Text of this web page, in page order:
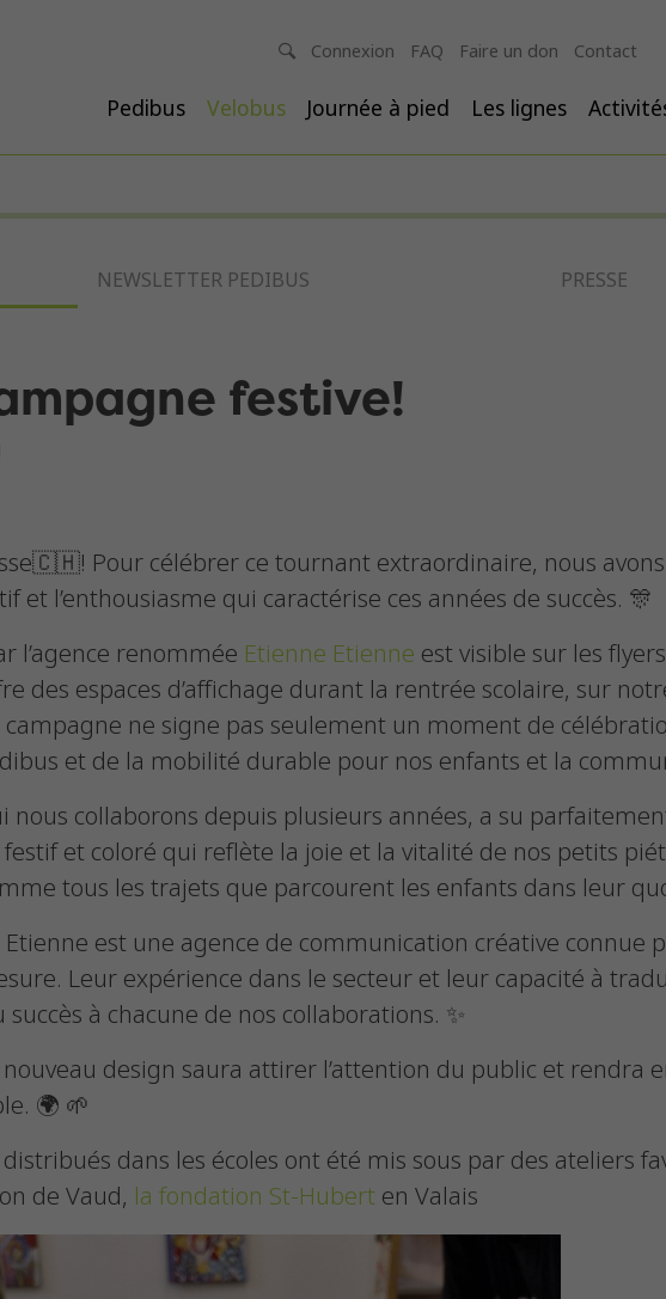
Connexion FAQ Faire un don Contact
Pedibus Velobus Journée à pied Les lignes
NEWSLETTER PEDIBUS PRESSE
festive!
Pour célébrer ce tournant extraordinaire, nous
et l’enthousiasme qui caractérise ces années de succès. 🎊
l’agence renommée Etienne Etienne est visible sur les
des espaces d’affichage durant la rentrée scolaire, sur
ne signe pas seulement un moment de
et de la mobilité durable pour nos enfants et la
nous collaborons depuis plusieurs années, a su
et coloré qui reflète la joie et la vitalité de nos petits
tous les trajets que parcourent les enfants dans leur
Etienne est une agence de communication créative connue
Leur expérience dans le secteur et leur capacité à
à chacune de nos collaborations. ✨
design saura attirer l’attention du public et rendra
🌍 🌱
dans les écoles ont été mis sous par des ateliers
de Vaud, la fondation St-Hubert en Valais